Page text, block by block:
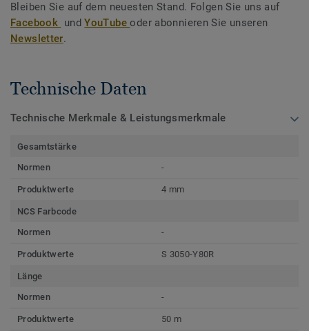
Bleiben Sie auf dem neuesten Stand. Folgen Sie uns auf
Facebook undYouTubeoder abonnieren Sie unseren
Newsletter.
Technische Daten
Technische Merkmale & Leistungsmerkmale
Gesamtstärke
Normen
-
Produktwerte 4 mm
NCS Farbcode
Normen
-
Produktwerte S 3050-Y80R
Länge
Normen
-
Produktwerte 50 m